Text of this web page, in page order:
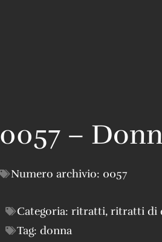
0057 –
Numero archivio: 0057
Categoria: ritratti, ritratti di
Tag: donna